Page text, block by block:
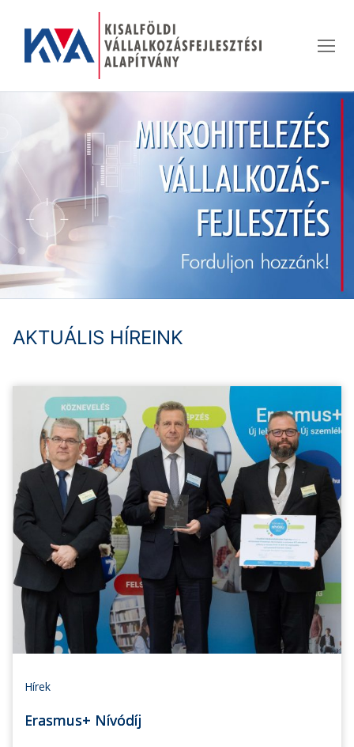
tartalomra
AKTUÁLIS HÍREINK
Hírek
Erasmus+ Nívódíj